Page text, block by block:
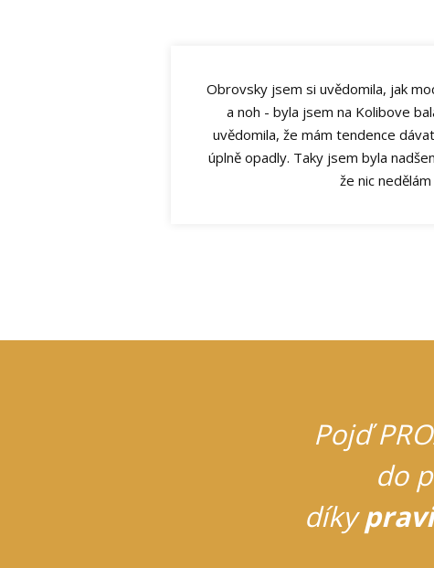
Obrovsky jsem si uvědomila, jak
a noh - byla jsem na Kolibove
uvědomila, že mám tendence
úplně opadly. Taky jsem byla
že nic nedělám
Pojď
do
díky